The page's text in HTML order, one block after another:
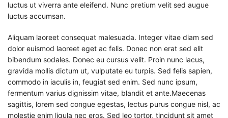
luctus ut viverra ante eleifend. Nunc pretium velit sed augue
luctus accumsan.
Aliquam laoreet consequat malesuada. Integer vitae diam sed
dolor euismod laoreet eget ac felis. Donec non erat sed elit
bibendum sodales. Donec eu cursus velit. Proin nunc lacus,
gravida mollis dictum ut, vulputate eu turpis. Sed felis sapien,
commodo in iaculis in, feugiat sed enim. Sed nunc ipsum,
fermentum varius dignissim vitae, blandit et ante.Maecenas
sagittis, lorem sed congue egestas, lectus purus congue nisl, ac
molestie enim ligula nec eros. Sed leo tortor, tincidunt sit amet